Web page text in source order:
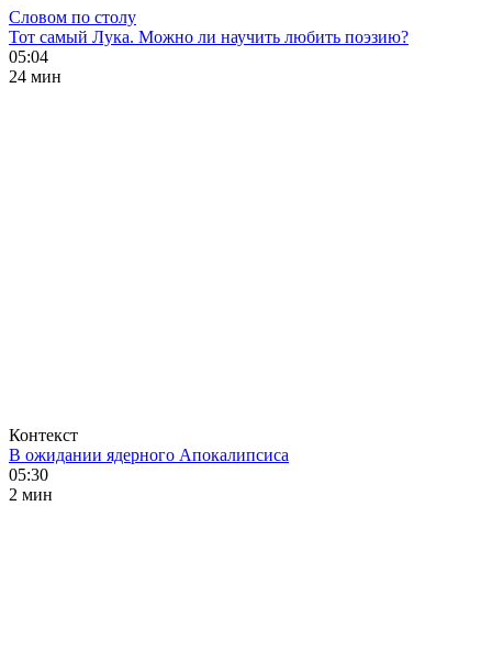
Словом по столу
Тот самый Лука. Можно ли научить любить поэзию?
05:04
24 мин
Контекст
В ожидании ядерного Апокалипсиса
05:30
2 мин